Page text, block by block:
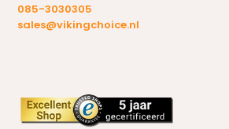
085-3030305
sales@vikingchoice.nl